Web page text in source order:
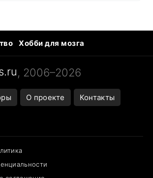
Хобби для мозга
Тунцы в океанариуме
, 2006–2026
О проекте Контакты